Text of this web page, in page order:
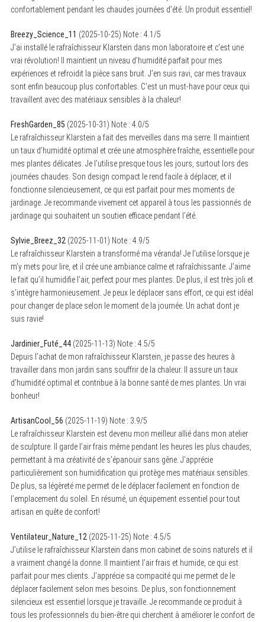
confortablement pendant les chaudes journées d’été. Un produit essentiel!
Breezy_Science_11 (2025-10-25) Note : 4.1 /5
J’ai installé le rafraîchisseur Klarstein dans mon laboratoire et c’est une
vrai révolution! Il maintient un niveau d’humidité parfait pour mes
expériences et refroidit la pièce sans bruit. J’en suis ravi, car mes travaux
sont enfin beaucoup plus confortables. C’est un must-have pour ceux qui
travaillent avec des matériaux sensibles à la chaleur!
FreshGarden_85 (2025-10-31) Note : 4.0/5
Le rafraîchisseur Klarstein a fait des merveilles dans ma serre. Il maintient
un taux d’humidité optimal et crée une atmosphère fraîche, essentielle pour
mes plantes délicates. Je l’utilise presque tous les jours, surtout lors des
journées chaudes. Son design compact le rend facile à déplacer, et il
fonctionne silencieusement, ce qui est parfait pour mes moments de
jardinage. Je recommande vivement cet appareil à tous les passionnés de
jardinage qui souhaitent un soutien efficace pendant l’été.
Sylvie_Breez_32 (2025-11-01) Note : 4.9/5
Le rafraîchisseur Klarstein a transformé ma véranda! Je l’utilise lorsque je
m’y mets pour lire, et il crée une ambiance calme et rafraîchissante. J’aime
le fait qu’il humidifie l’air, perfect pour mes plantes. De plus, il est très joli et
s’intègre harmonieusement. Je peux le déplacer sans effort, ce qui est idéal
pour changer de place selon le moment de la journée. Un achat dont je
suis ravie!
Jardinier_Futé_44(2025-11-13) Note : 4.5/5
Depuis l’achat de mon rafraîchisseur Klarstein, je passe des heures à
travailler dans mon jardin sans souffrir de la chaleur. Il assure un taux
d’humidité optimal et contribue à la bonne santé de mes plantes. Un vrai
bonheur!
ArtisanCool_56 (2025-11-19) Note : 3.9/5
Le rafraîchisseur Klarstein est devenu mon meilleur allié dans mon atelier
de sculpture. Il garde l’air frais même pendant les heures les plus chaudes,
permettant à ma créativité de s’épanouir sans gêne. J’apprécie
particulièrement son humidification qui protège mes matériaux sensibles.
De plus, sa légèreté me permet de le déplacer facilement en fonction de
l’emplacement du soleil. En résumé, un équipement essentiel pour tout
artisan en quête de confort!
Ventilateur_Nature_12 (2025-11-25) Note : 4.5/5
J’utilise le rafraîchisseur Klarstein dans mon cabinet de soins naturels et il
a vraiment changé la donne. Il maintient l’air frais et humide, ce qui est
parfait pour mes clients. J’apprécie sa compacité qui me permet de le
déplacer facilement selon mes besoins. De plus, son fonctionnement
silencieux est essentiel lorsque je travaille. Je recommande ce produit à
tous les professionnels du bien-être qui cherchent à améliorer le confort de